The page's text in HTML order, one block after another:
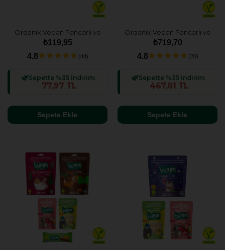
Organik Vegan Pancarlı ve
Tam Tahıllı Puflar - 30g
₺119,95
4.8
(44)
Sepette %35 İndirim:
77,97 TL
Sepete Ekle
Organik Vegan Pancarlı ve
Tam Tahıllı Puflar Atıştırmalık
Paketi - 6 adet
₺719,70
4.8
(20)
Sepette %35 İndirim:
467,81 TL
Sepete Ekle